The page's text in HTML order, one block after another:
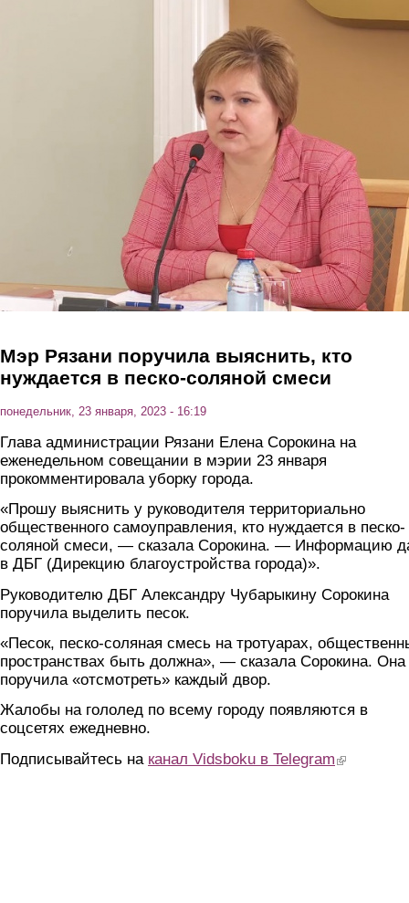
Мэр Рязани поручила выяснить, кто
нуждается в песко-соляной смеси
понедельник, 23 января, 2023 - 16:19
Глава администрации Рязани Елена Сорокина на
еженедельном совещании в мэрии 23 января
прокомментировала уборку города.
«Прошу выяснить у руководителя территориально
общественного самоуправления, кто нуждается в песко-
соляной смеси, — сказала Сорокина. — Информацию
в ДБГ (Дирекцию благоустройства города)».
Руководителю ДБГ Александру Чубарыкину Сорокина
поручила выделить песок.
«Песок, песко-соляная смесь на тротуарах,
пространствах быть должна», — сказала Сорокина. Она
поручила «отсмотреть» каждый двор.
Жалобы на гололед по всему городу появляются в
соцсетях ежедневно.
Подписывайтесь на канал Vidsboku в Telegram (link is